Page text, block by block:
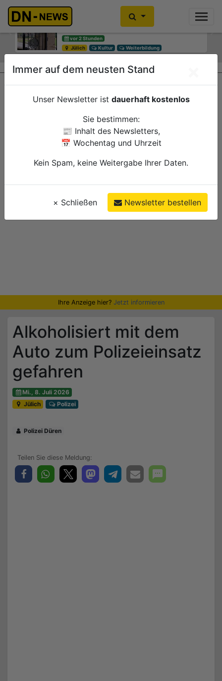
Diskussionen um Villa Buth:
Erinnerungsort oder Abriss?
vor 2 Stunden
Jülich
Kultur Weiterbildung
Einbrecher im Kleiderschrank
gefunden
vor 5 Stunden
Düren
Polizei
Previous
Ihre Anzeige hier? Jetzt informieren
Alkoholisiert mit dem
Auto zum Polizeieinsatz
gefahren
Mi., 8. Juli 2026
Jülich
Polizei
Polizei Düren
Immer auf dem neusten Stand
Unser Newsletter ist dauerhaft kostenlos
Sie bestimmen:
📰 Inhalt des Newsletters,
📅 Wochentag und Uhrzeit
Kein Spam, keine Weitergabe Ihrer Daten.
× Schließen Newsletter bestellen